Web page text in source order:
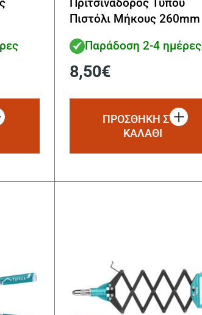
Πιστόλι Μήκους 260mm
Παράδοση 2-4 ημέρες
8,50€
ΠΡΟΣΘΗΚΗ ΣΤΟ
ΚΑΛΑΘΙ